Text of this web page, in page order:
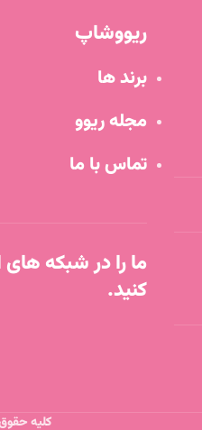
ریووشاپ
برند ها
مجله ریوو
تماس با ما
ما را در شبکه
کنید.
کلیه